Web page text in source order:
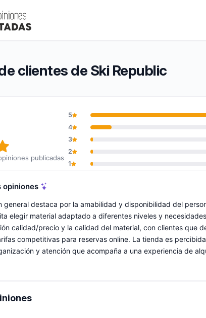
de 10
opiniones)
clientes de Ski Republic
global: 9,6 de 10
publicadas
5
4
3
2
1
opiniones
general destaca por la amabilidad y disponibilidad del
elegir material adaptado a diferentes niveles y
calidad/precio y la calidad del material, con clientes que
competitivas para reservas online. La tienda es
y atención que acompaña a una experiencia de